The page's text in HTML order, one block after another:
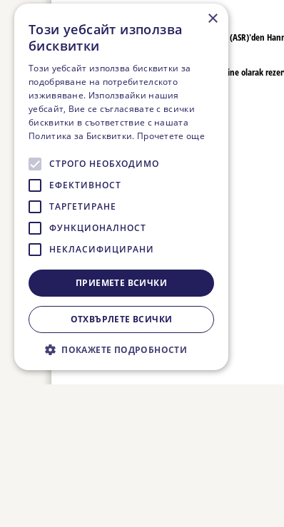
Bizimle, kaliteden ödün vermeden Kayseri (ASR)'den
en iyi seçenekleri bulacaksınız.
Son dakikayı beklemeyin – uçuşunuzu online olarak
×
Този уебсайт използва
бисквитки
Този уебсайт използва бисквитки за
подобряване на потребителското
изживяване. Използвайки нашия
уебсайт, Вие се съгласявате с всички
бисквитки в съответствие с нашата
Политика за Бисквитки. Прочетете още
СТРОГО НЕОБХОДИМО
ЕФЕКТИВНОСТ
ТАРГЕТИРАНЕ
ФУНКЦИОНАЛНОСТ
НЕКЛАСИФИЦИРАНИ
ПРИЕМЕТЕ ВСИЧКИ
ОТХВЪРЛЕТЕ ВСИЧКИ
ПОКАЖЕТЕ ПОДРОБНОСТИ